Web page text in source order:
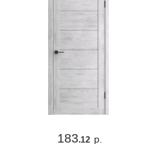
183.12 р.